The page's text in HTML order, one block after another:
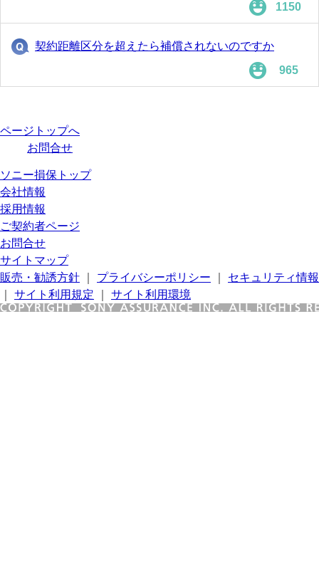
1150
契約距離区分を超えたら補償されないのですか
965
ページトップへ
お問合せ
ソニー損保トップ
会社情報
採用情報
ご契約者ページ
お問合せ
サイトマップ
販売・勧誘方針
プライバシーポリシー
セキュリティ情報
サイト利用規定 サイト利用環境